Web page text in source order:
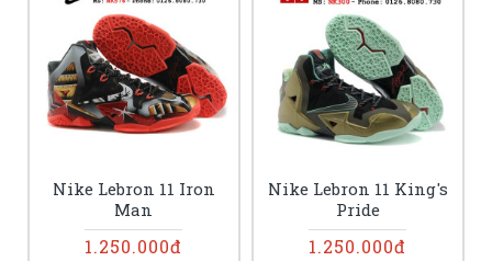
Nike Lebron 11 Iron
Man
1.250.000đ
Nike Lebron 11 King's
Pride
1.250.000đ